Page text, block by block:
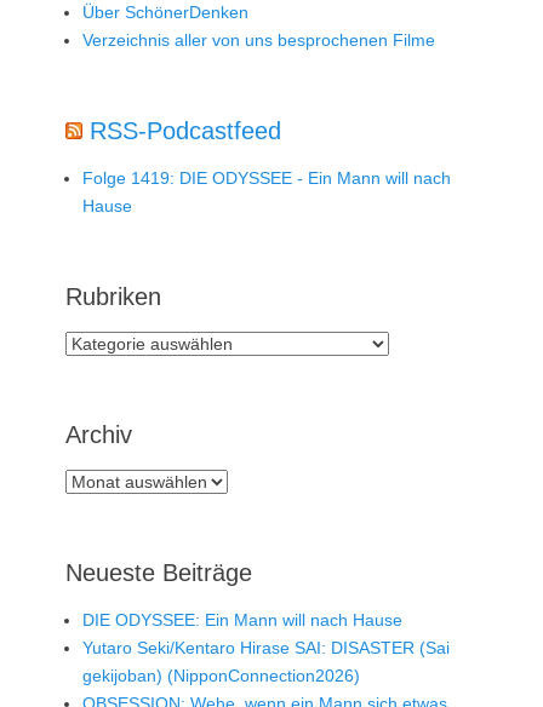
Über SchönerDenken
Verzeichnis aller von uns besprochenen Filme
RSS-Podcastfeed
Folge 1419: DIE ODYSSEE - Ein Mann will nach
Hause
Rubriken
Rubriken
Archiv
Archiv
Neueste Beiträge
DIE ODYSSEE: Ein Mann will nach Hause
Yutaro Seki/Kentaro Hirase SAI: DISASTER (Sai
gekijoban) (NipponConnection2026)